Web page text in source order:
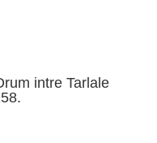
intre Tarlale